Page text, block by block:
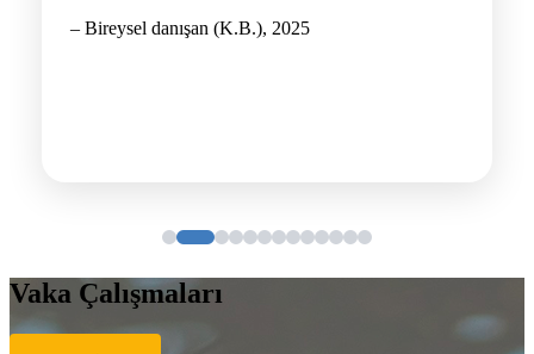
– Bireysel danışan (K.B.), 2025
Vaka Çalışmaları